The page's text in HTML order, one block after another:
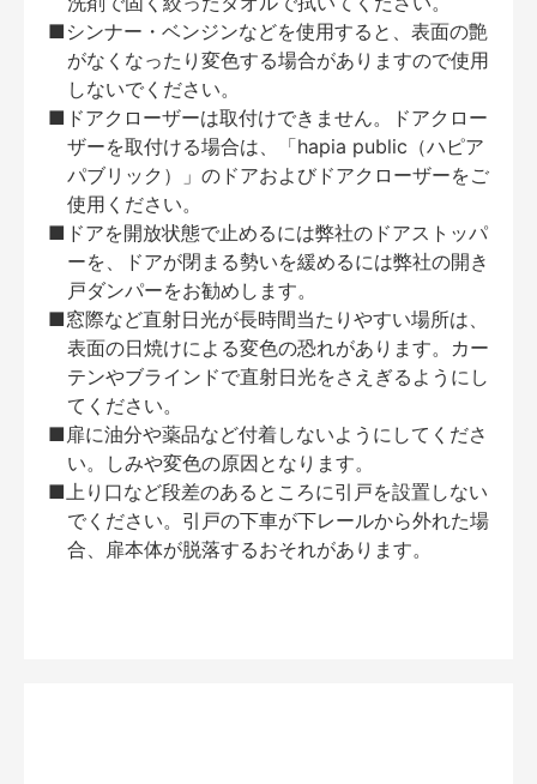
■シンナー・ベンジンなどを使用すると、表面の艶
がなくなったり変色する場合がありますので使用
しないでください。
■ドアクローザーは取付けできません。ドアクロー
ザーを取付ける場合は、「hapia public（ハピア
パブリック）」のドアおよびドアクローザーをご
使用ください。
■ドアを開放状態で止めるには弊社のドアストッパ
ーを、ドアが閉まる勢いを緩めるには弊社の開き
戸ダンパーをお勧めします。
■窓際など直射日光が長時間当たりやすい場所は、
表面の日焼けによる変色の恐れがあります。カー
テンやブラインドで直射日光をさえぎるようにし
てください。
■扉に油分や薬品など付着しないようにしてくださ
い。しみや変色の原因となります。
■上り口など段差のあるところに引戸を設置しない
でください。引戸の下車が下レールから外れた場
合、扉本体が脱落するおそれがあります。